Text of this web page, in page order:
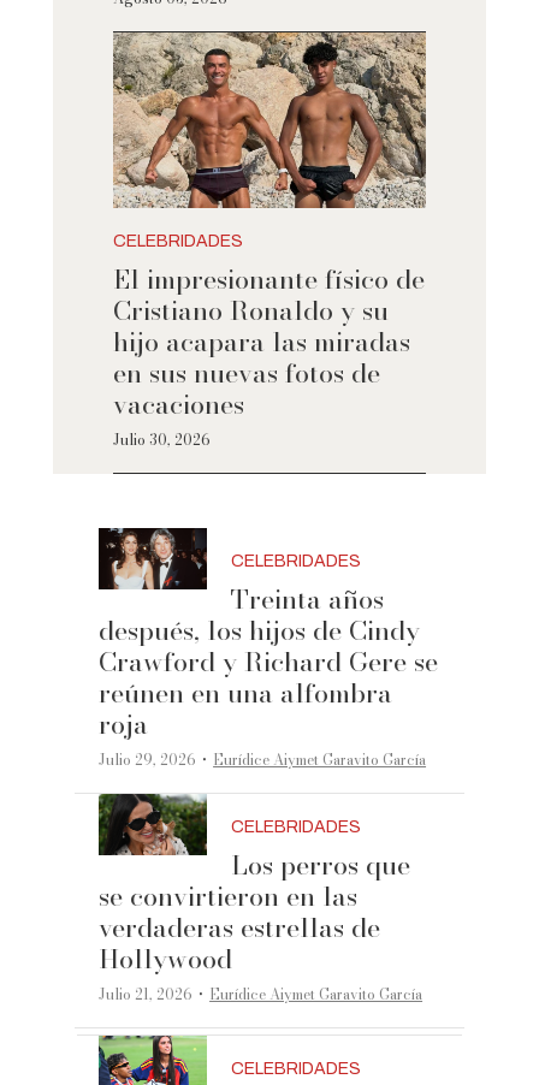
CELEBRIDADES
El impresionante físico de
Cristiano Ronaldo y su
hijo acapara las miradas
en sus nuevas fotos de
vacaciones
Julio 30, 2026
CELEBRIDADES
Treinta años
después, los hijos de Cindy
Crawford y Richard Gere se
reúnen en una alfombra
roja
Julio 29, 2026 ·Eurídice Aiymet Garavito García
CELEBRIDADES
Los perros que
se convirtieron en las
verdaderas estrellas de
Hollywood
Julio 21, 2026 ·Eurídice Aiymet Garavito García
CELEBRIDADES